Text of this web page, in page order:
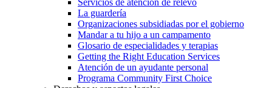
La guardería
Organizaciones subsidiadas por el gobierno
Mandar a tu hijo a un campamento
Glosario de especialidades y terapias
Getting the Right Education Services
Atención de un ayudante personal
Programa Community First Choice